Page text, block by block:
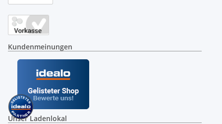
Kundenmeinungen
Unser Ladenlokal